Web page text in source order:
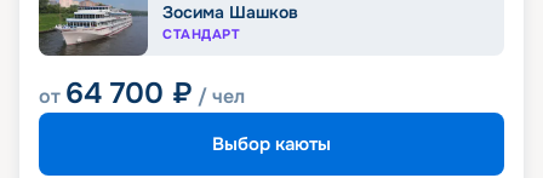
Зосима Шашков
СТАНДАРТ
от 64 700 ₽ / чел
Выбор каюты